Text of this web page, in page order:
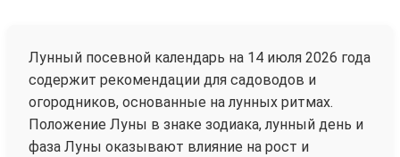
Лунный посевной календарь на 14 июля 2026 года
содержит рекомендации для садоводов и
огородников, основанные на лунных ритмах.
Положение Луны в знаке зодиака, лунный день и
фаза Луны оказывают влияние на рост и